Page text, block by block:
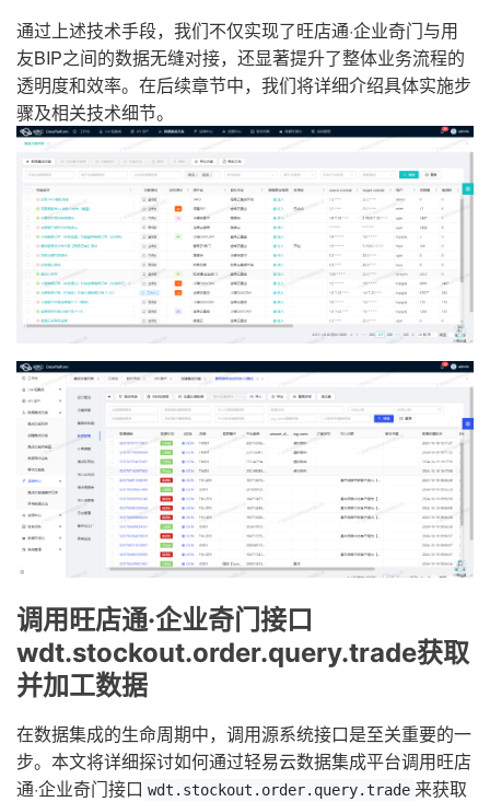
通过上述技术手段，我们不仅实现了旺店通·企业奇门与用
友BIP之间的数据无缝对接，还显著提升了整体业务流程的
透明度和效率。在后续章节中，我们将详细介绍具体实施步
骤及相关技术细节。
调用旺店通·企业奇门接口
wdt.stockout.order.query.trade获取
并加工数据
在数据集成的生命周期中，调用源系统接口是至关重要的一
步。本文将详细探讨如何通过轻易云数据集成平台调用旺店
通·企业奇门接口 wdt.stockout.order.query.trade 来获取